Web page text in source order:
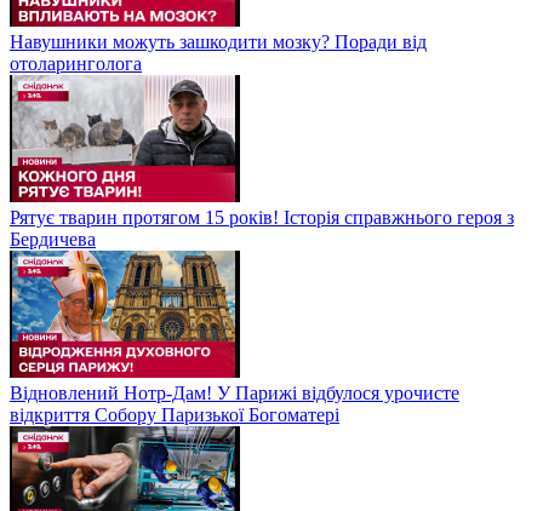
Навушники можуть зашкодити мозку? Поради від
отоларинголога
Рятує тварин протягом 15 років! Історія справжнього героя з
Бердичева
Відновлений Нотр-Дам! У Парижі відбулося урочисте
відкриття Собору Паризької Богоматері